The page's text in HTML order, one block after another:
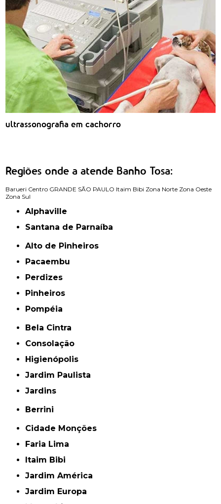
ultrassonografia em cachorro
Regiões onde a atende Banho Tosa:
Barueri Centro GRANDE SÃO PAULO Itaim Bibi Zona Norte Zona Oeste
Zona Sul
Alphaville
Santana de Parnaíba
Alto de Pinheiros
Pacaembu
Perdizes
Pinheiros
Pompéia
Bela Cintra
Consolação
Higienópolis
Jardim Paulista
Jardins
Berrini
Cidade Monções
Faria Lima
Itaim Bibi
Jardim América
Jardim Europa